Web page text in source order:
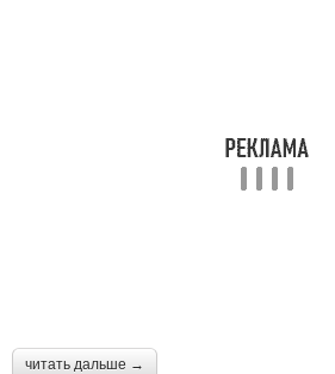
читать дальше →